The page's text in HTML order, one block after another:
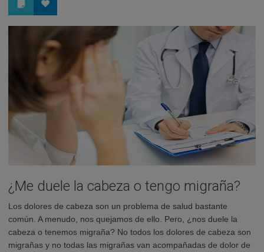
¿Me duele la cabeza o tengo migraña?
Los dolores de cabeza son un problema de salud bastante
común. A menudo, nos quejamos de ello. Pero, ¿nos duele la
cabeza o tenemos migraña? No todos los dolores de cabeza son
migrañas y no todas las migrañas van acompañadas de dolor de